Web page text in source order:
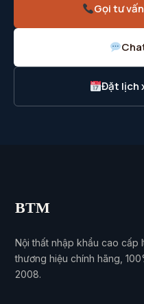
Gọi tư
Đặt lịch
BTM
Nội thất nhập khẩu cao cấp
thương hiệu chính hãng,
2008.